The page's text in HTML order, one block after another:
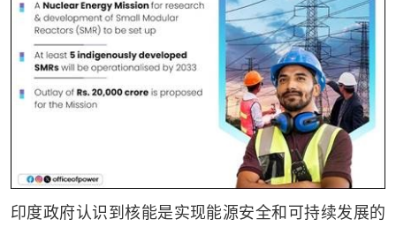
印度政府认识到核能是实现能源安全和可持续发展的